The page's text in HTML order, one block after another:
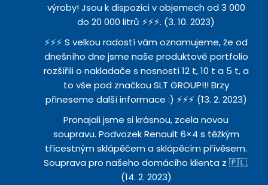
výroby! Jsou k dispozici v objemech od 3 000
do 20 000 litrů ⚡⚡⚡. (3. 10. 2023)
⚡️⚡️⚡️ S velkou radostí vám oznamujeme, že od
dnešního dne jsme naše produktové portfolio
rozšířili o nakladače s nosností 12 t, 10 t a 5 t, a
to vše pod značkou SLT GROUP!!! Brzy
přineseme další informace :) ⚡️⚡️⚡️ (13. 2. 2023)
Pronajali jsme si krásnou, zcela novou
soupravu. Podvozek Renault 6×4 s těžkým
třícestným sklápěčem a sklápěcím přívěsem.
Souprava pro našeho domácího klienta z 🇵🇱.
(14. 2. 2023)